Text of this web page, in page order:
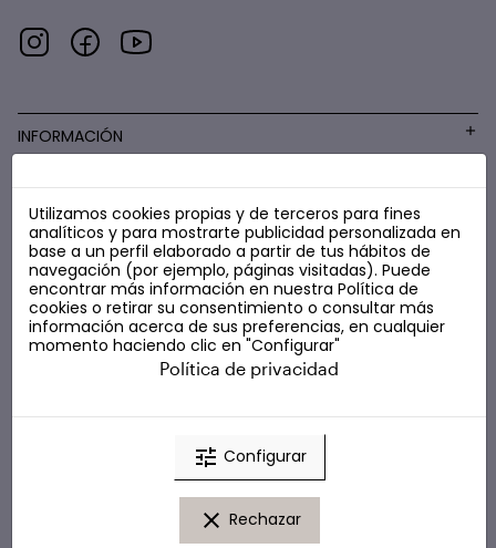
INFORMACIÓN
COSMÉTICA LOW COST
Utilizamos cookies propias y de terceros para fines
analíticos y para mostrarte publicidad personalizada en
base a un perfil elaborado a partir de tus hábitos de
navegación (por ejemplo, páginas visitadas). Puede
encontrar más información en nuestra Política de
cookies o retirar su consentimiento o consultar más
información acerca de sus preferencias, en cualquier
momento haciendo clic en "Configurar"
Política de privacidad
tune Configurar
clear Rechazar